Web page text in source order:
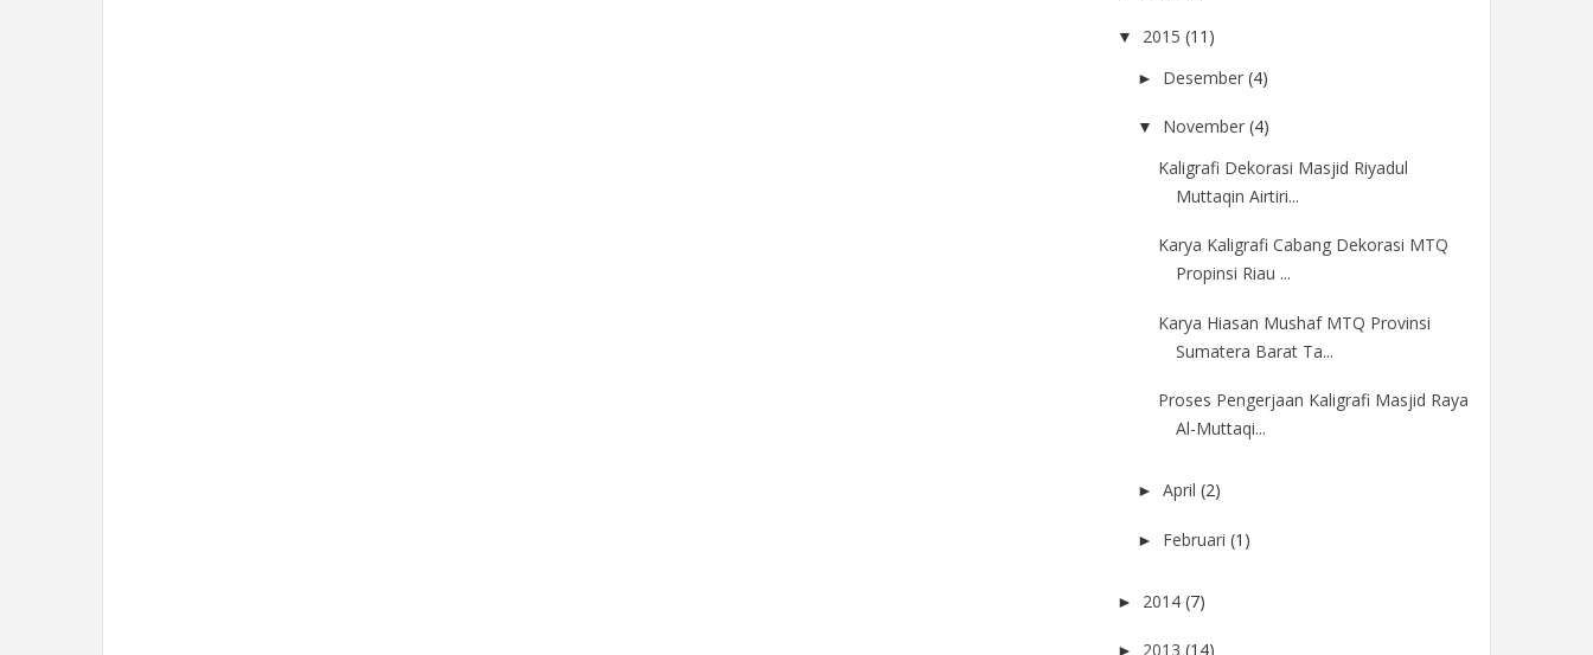
▼ 2015 (11)
► Desember (4)
▼ November (4)
Kaligrafi Dekorasi Masjid Riyadul
Muttaqin Airtiri...
Karya Kaligrafi Cabang Dekorasi MTQ
Propinsi Riau ...
Karya Hiasan Mushaf MTQ Provinsi
Sumatera Barat Ta...
Proses Pengerjaan Kaligrafi Masjid Raya
Al-Muttaqi...
► April (2)
► Februari (1)
► 2014 (7)
► 2013 (14)